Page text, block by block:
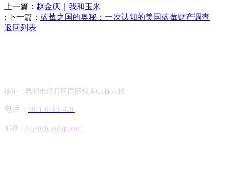
上一篇： 赵金庆｜我和玉米
: 下一篇： 蓝莓之国的奥秘：一次认知的美国蓝莓财产调查
返回列表
地址：昆明市经开区国际银座C3栋六楼
电话： 0871-67187418
邮箱： liujanghua@qq.com